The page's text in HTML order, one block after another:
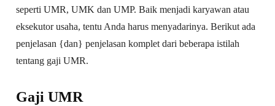
seperti UMR, UMK dan UMP. Baik menjadi karyawan atau
eksekutor usaha, tentu Anda harus menyadarinya. Berikut ada
penjelasan {dan} penjelasan komplet dari beberapa istilah
tentang gaji UMR.
Gaji UMR